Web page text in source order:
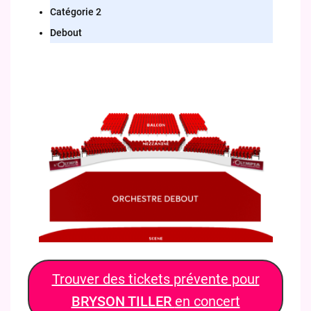
Catégorie 2
Debout
Trouver des tickets prévente pour
BRYSON TILLER en concert